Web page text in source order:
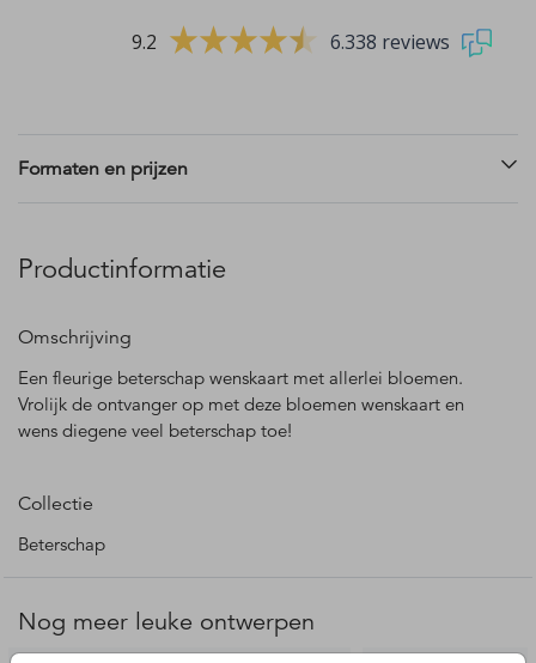
9.2 6.338 reviews
Formaten en prijzen
Productinformatie
Omschrijving
Een fleurige beterschap wenskaart met allerlei bloemen.
Vrolijk de ontvanger op met deze bloemen wenskaart en
wens diegene veel beterschap toe!
Collectie
Beterschap
Nog meer leuke ontwerpen